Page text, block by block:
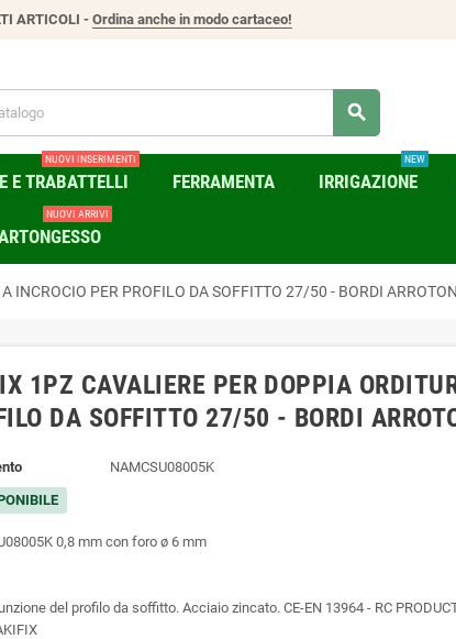
ARTICOLI - Ordina anche in modo cartaceo!
search
E TRABATTELLI
NUOVI INSERIMENTI
FERRAMENTA IRRIGAZIONE
NEW
NUOVI ARRIVI
INCROCIO PER PROFILO DA SOFFITTO 27/50 - BORDI
1PZ CAVALIERE PER DOPPIA
DA SOFFITTO 27/50 - BORDI
NAMCSU08005K
0,8 mm con foro ø 6 mm
del profilo da soffitto. Acciaio zincato. CE-EN 13964 - RC